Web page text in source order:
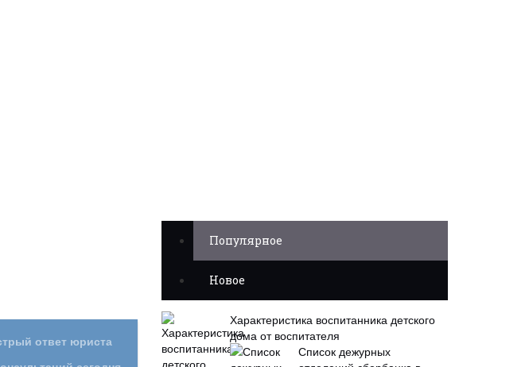
Популярное
Новое
Характеристика воспитанника детского
дома от воспитателя
Список дежурных